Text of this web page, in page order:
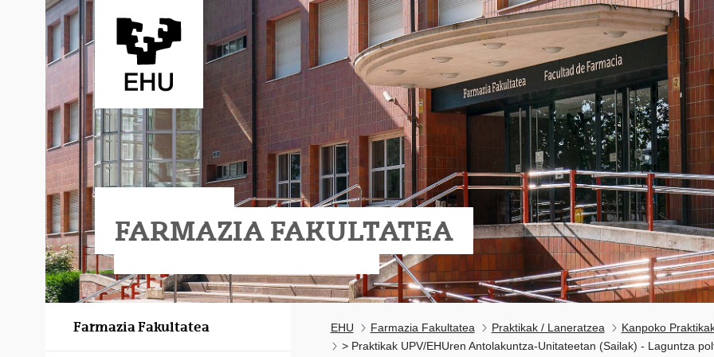
Eduki nagusira joan
FARMAZIA FAKULTATEA
Farmazia Fakultatea EHU Farmazia Fakultatea Praktikak / Laneratzea Kanpoko
> Praktikak UPV/EHUren Antolakuntza-Unitateetan (Sailak) - Laguntza